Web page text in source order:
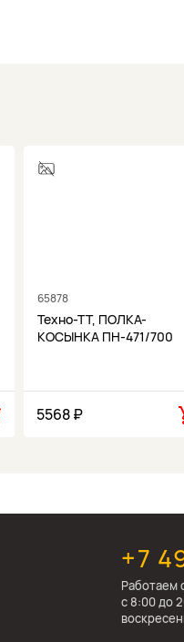
65878
Техно-ТТ, ПОЛКА-
КОСЫНКА ПН-471/700
5568 ₽
+7
Работаем
с 8:00 до